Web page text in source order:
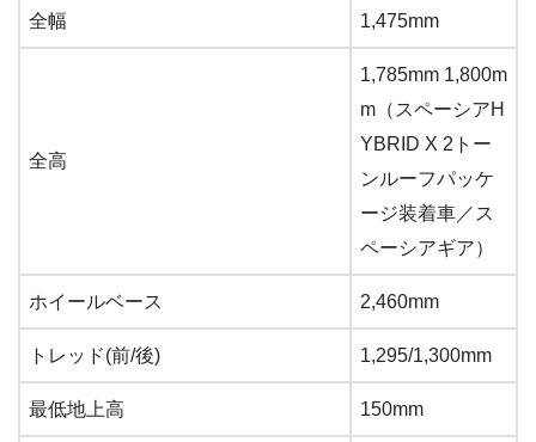
全幅 1,475mm
全高
1,785mm 1,800m
m（スペーシアH
YBRID X 2トー
ンルーフパッケ
ージ装着車／ス
ペーシアギア）
ホイールベース 2,460mm
トレッド(前/後) 1,295/1,300mm
最低地上高 150mm